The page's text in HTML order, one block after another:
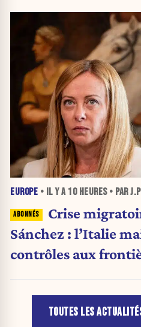
EUROPE • IL Y A 10 HEURES• PAR
Crise
Sánchez : l’Italie
contrôles aux
TOUTES LES